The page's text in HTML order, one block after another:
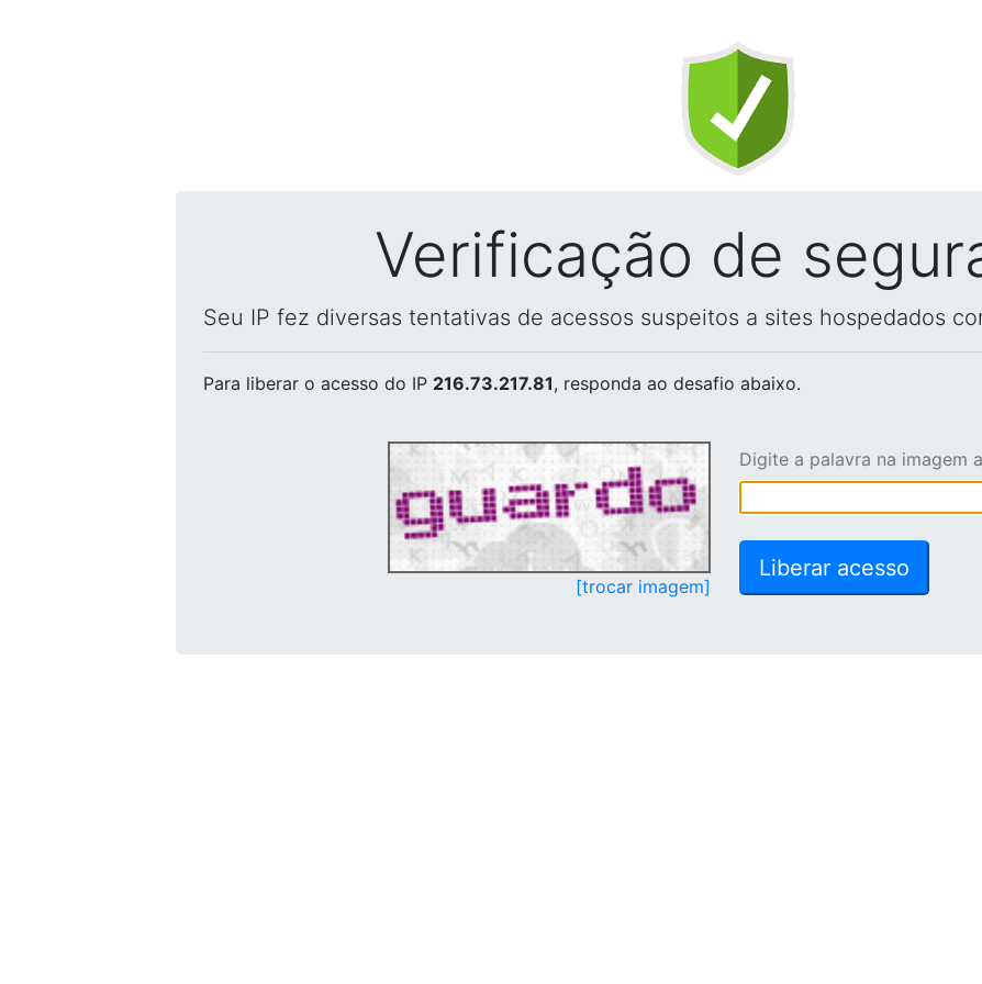
Verificação de
Seu IP fez diversas tentativas de acessos suspeitos a sites hospedados
Para liberar o acesso do IP 216.73.217.81, responda ao desafio abaixo.
[trocar imagem]
Digite a palavra na imagem